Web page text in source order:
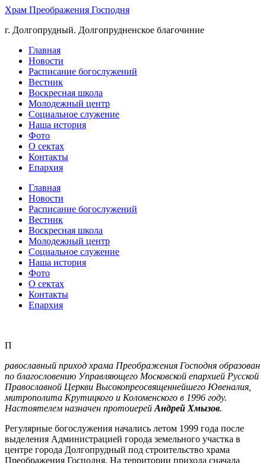
Храм Преображения Господня
г. Долгопрудный. Долгопрудненское благочиние
Главная
Новости
Расписание богослужений
Вестник
Воскресная школа
Молодежный центр
Социальное служение
Наша история
Фото
О сектах
Контакты
Епархия
Главная
Новости
Расписание богослужений
Вестник
Воскресная школа
Молодежный центр
Социальное служение
Наша история
Фото
О сектах
Контакты
Епархия
П
равославный приход храма Преображения Господня образован
по благословению Управляющего Московской епархией Русской
Православной Церкви Высокопреосвященнейшего Ювеналия,
митрополита Крутицкого и Коломенского в 1996 году.
Настоятелем назначен протоиерей Андрей Хмызов.
Pегулярные богослужения начались летом 1999 года после
выделения Администрацией города земельного участка в
центре города Долгопрудный под строительство храма
Преображения Господня. На территории прихода сначала